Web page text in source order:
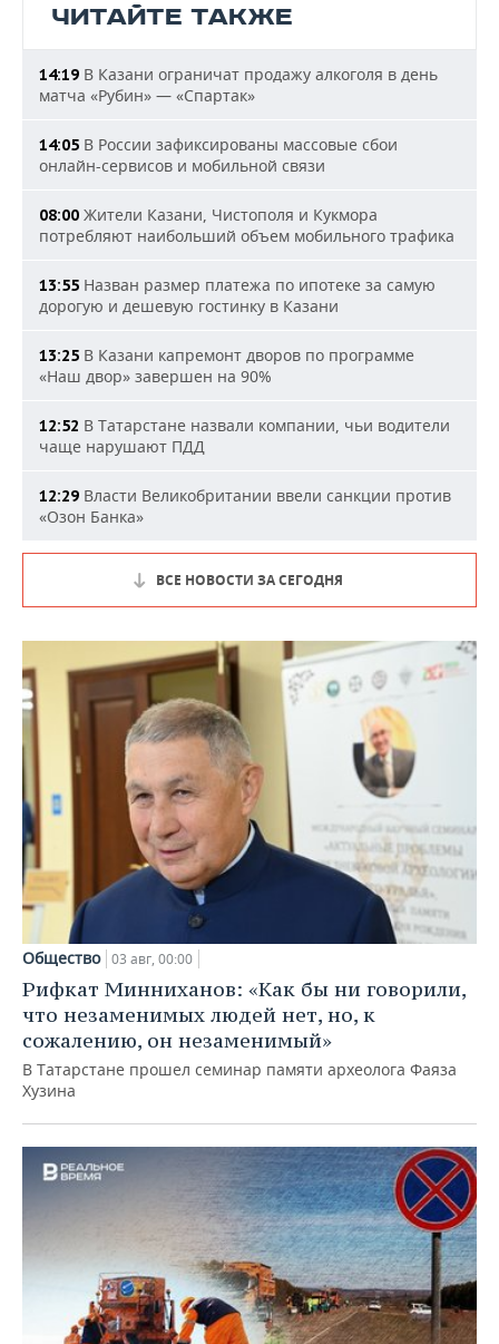
ЧИТАЙТЕ ТАКЖЕ
14:19 В Казани ограничат продажу алкоголя в день
матча «Рубин» — «Спартак»
14:05 В России зафиксированы массовые сбои
онлайн-сервисов и мобильной связи
08:00 Жители Казани, Чистополя и Кукмора
потребляют наибольший объем мобильного трафика
13:55 Назван размер платежа по ипотеке за самую
дорогую и дешевую гостинку в Казани
13:25 В Казани капремонт дворов по программе
«Наш двор» завершен на 90%
12:52 В Татарстане назвали компании, чьи водители
чаще нарушают ПДД
12:29 Власти Великобритании ввели санкции против
«Озон Банка»
ВСЕ НОВОСТИ ЗА СЕГОДНЯ
Общество 03 авг, 00:00
Рифкат Минниханов: «Как бы ни говорили,
что незаменимых людей нет, но, к
сожалению, он незаменимый»
В Татарстане прошел семинар памяти археолога Фаяза
Хузина